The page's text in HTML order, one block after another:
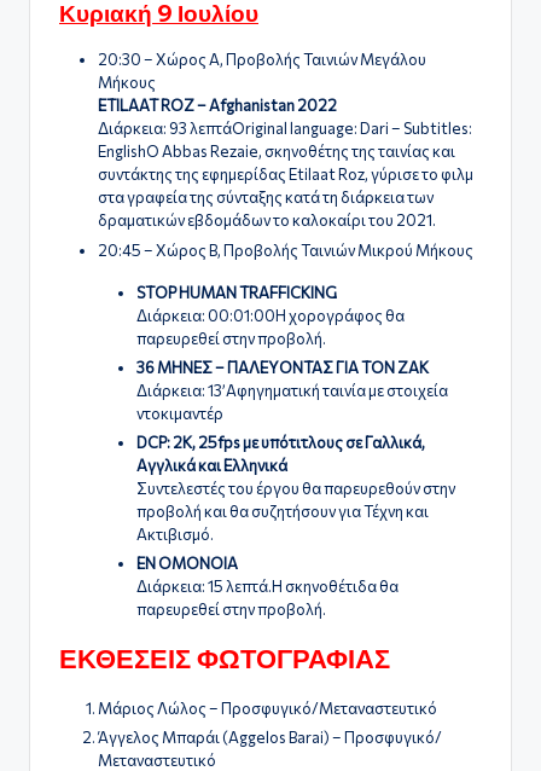
Κυριακή 9 Ιουλίου
20:30 – Χώρος Α, Προβολής Ταινιών Μεγάλου
Μήκους
ETILAAT ROZ – Afghanistan 2022
Διάρκεια: 93 λεπτάOriginal language: Dari – Subtitles:
EnglishΟ Abbas Rezaie, σκηνοθέτης της ταινίας και
συντάκτης της εφημερίδας Etilaat Roz, γύρισε το φιλμ
στα γραφεία της σύνταξης κατά τη διάρκεια των
δραματικών εβδομάδων το καλοκαίρι του 2021.
20:45 – Χώρος Β, Προβολής Ταινιών Μικρού Μήκους
STOP HUMAN TRAFFICKING
Διάρκεια: 00:01:00Η χορογράφος θα
παρευρεθεί στην προβολή.
36 ΜΗΝΕΣ – ΠΑΛΕΥΟΝΤΑΣ ΓΙΑ ΤΟΝ ΖΑΚ
Διάρκεια: 13’Αφηγηματική ταινία με στοιχεία
ντοκιμαντέρ
DCP: 2K, 25fps με υπότιτλους σε Γαλλικά,
Αγγλικά και Ελληνικά
Συντελεστές του έργου θα παρευρεθούν στην
προβολή και θα συζητήσουν για Τέχνη και
Ακτιβισμό.
ΕΝ ΟΜΟΝΟΙΑ
Διάρκεια: 15 λεπτά.Η σκηνοθέτιδα θα
παρευρεθεί στην προβολή.
ΕΚΘΕΣΕΙΣ ΦΩΤΟΓΡΑΦΙΑΣ
Μάριος Λώλος – Προσφυγικό/Μεταναστευτικό
Άγγελος Μπαράι (Aggelos Barai) – Προσφυγικό/
Μεταναστευτικό